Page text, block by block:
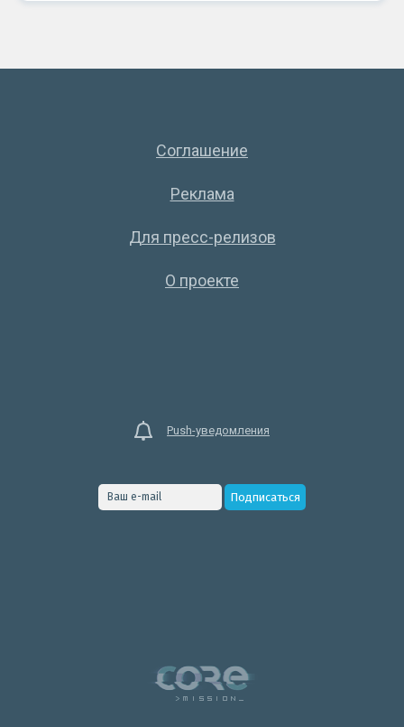
Соглашение
Реклама
Для пресс-релизов
О проекте
Push-уведомления